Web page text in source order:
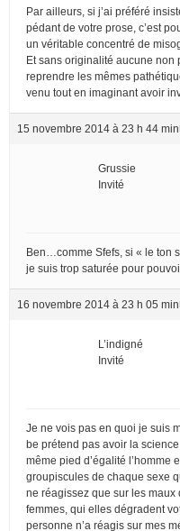
Par ailleurs, si j’ai préféré
pédant de votre prose, c’est
un véritable concentré de
Et sans originalité aucune non
reprendre les mêmes
venu tout en imaginant avoir
15 novembre 2014 à 23 h 44 min
Grussie
Invité
Ben…comme Sfefs, si « le ton
je suis trop saturée pour
16 novembre 2014 à 23 h 05 min
L’indigné
Invité
Je ne vois pas en quoi je suis
be prétend pas avoir la
même pied d’égalité l’homme
groupiscules de chaque sexe
ne réagissez que sur les maux
femmes, qui elles dégradent
personne n’a réagis sur mes